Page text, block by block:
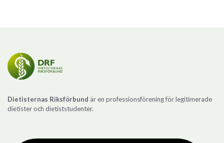
Dietisternas Riksförbund är en professionsförening för legitimerade
dietister och dietiststudenter.